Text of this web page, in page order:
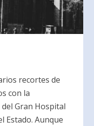
recortes de
con la
Gran Hospital
Estado. Aunque